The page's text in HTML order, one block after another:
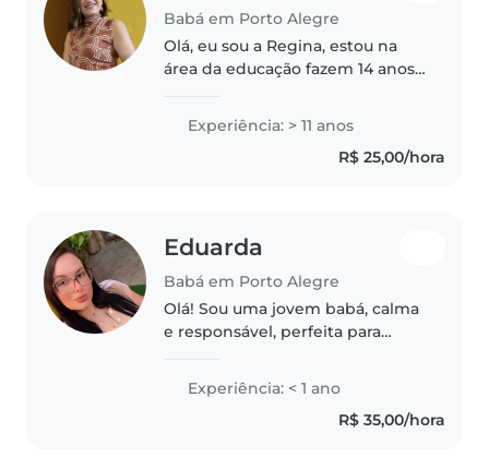
Babá em Porto Alegre
Olá, eu sou a Regina, estou na
área da educação fazem 14 anos.
em escola de educação infantil,
sendo 2 anos com crianças de 2
anos e os outros 12 anos..
Experiência: > 11 anos
R$ 25,00/hora
Eduarda
Babá em Porto Alegre
Olá! Sou uma jovem babá, calma
e responsável, perfeita para
escolar e em idade escolar.
Adoro desenhar, ler e brincar, e
fico feliz em ajudar com as..
Experiência: < 1 ano
R$ 35,00/hora